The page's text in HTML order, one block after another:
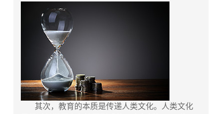
其次，教育的本质是传递人类文化。人类文化